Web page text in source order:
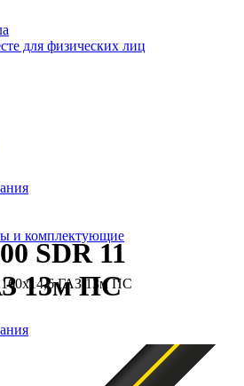
для физических лиц
и комплектующие
ГАЗ 13м ПС
SDR 11
13м ПС
и комплектующие